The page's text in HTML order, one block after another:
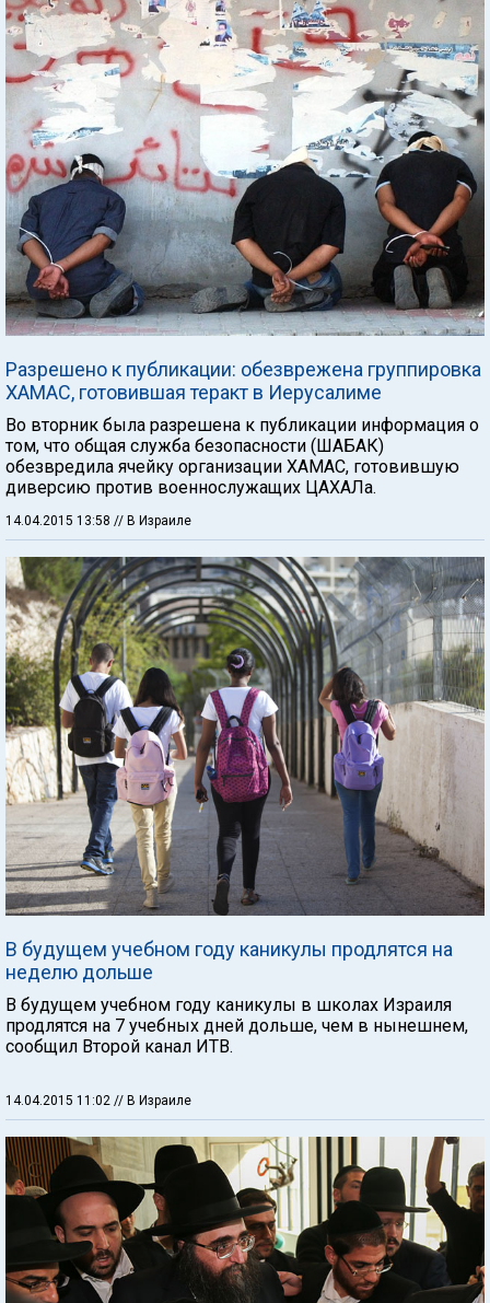
Разрешено к публикации: обезврежена группировка
ХАМАС, готовившая теракт в Иерусалиме
Во вторник была разрешена к публикации информация о
том, что общая служба безопасности (ШАБАК)
обезвредила ячейку организации ХАМАС, готовившую
диверсию против военнослужащих ЦАХАЛа.
14.04.2015 13:58 // В Израиле
В будущем учебном году каникулы продлятся на
неделю дольше
В будущем учебном году каникулы в школах Израиля
продлятся на 7 учебных дней дольше, чем в нынешнем,
сообщил Второй канал ИТВ.
14.04.2015 11:02 // В Израиле